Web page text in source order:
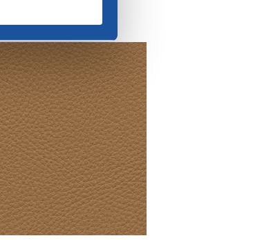
læder